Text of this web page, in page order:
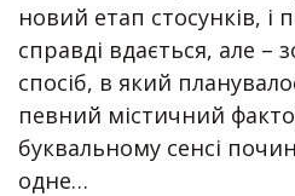
новий етап стосунків,
справді вдається, але –
спосіб, в який
певний містичний
буквальному сенсі
одне…